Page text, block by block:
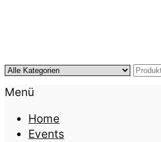
KursTipps.de
Weil Weiterbildung die beste
Lebensqualität ist.
Menü
Home
Events